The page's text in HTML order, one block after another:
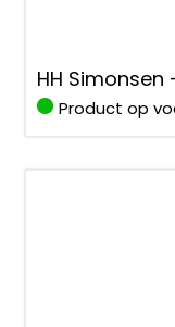
HH Simonsen
Product op